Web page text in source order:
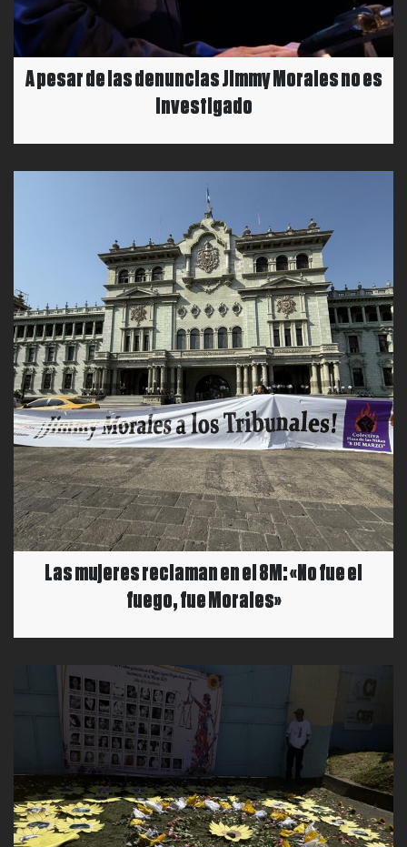
A pesar de las denuncias Jimmy Morales no es
investigado
Las mujeres reclaman en el 8M: «No fue el
fuego, fue Morales»